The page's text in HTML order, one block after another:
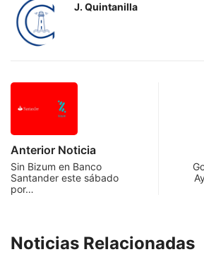
J. Quintanilla
Anterior Noticia
Sin Bizum en Banco
Santander este sábado
por…
Noticias Relacionadas